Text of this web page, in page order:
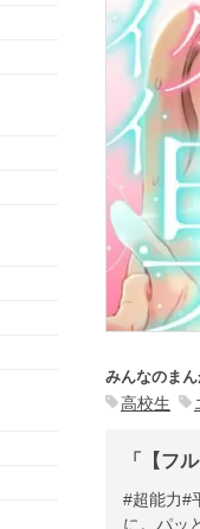
みんなのま
高校生
「【フ
#超能力#平凡#ハーレム#メンズ こ
に。パッ